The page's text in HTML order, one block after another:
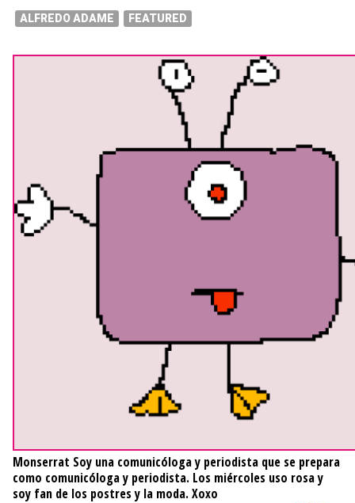
ALFREDO ADAME FEATURED
Monserrat Soy una comunicóloga y periodista que se prepara
como comunicóloga y periodista. Los miércoles uso rosa y
soy fan de los postres y la moda. Xoxo